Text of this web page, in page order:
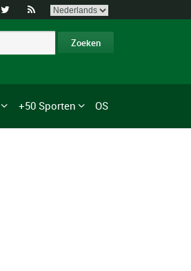
 
+50 Sporten OS